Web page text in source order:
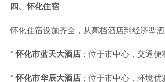
四、怀化住宿
怀化住宿设施齐全，从高档酒店到经济型
*怀化市蓝天大酒店 ：位于市中心，交通便
*怀化市华辰大酒店 ：位于市中心，环境优